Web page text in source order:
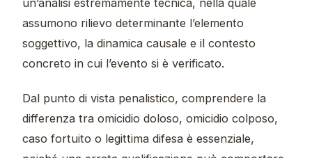
assumono rilievo determinante l’elemento
soggettivo, la dinamica causale e il contesto
concreto in cui l’evento si è verificato.
Dal punto di vista penalistico, comprendere la
differenza tra omicidio doloso, omicidio colposo,
caso fortuito o legittima difesa è essenziale,